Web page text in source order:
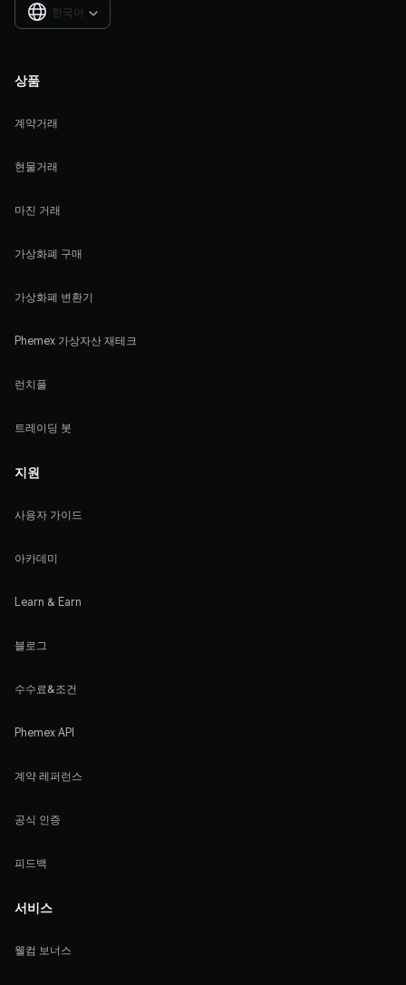
한국어 
상품
계약거래
현물거래
마진 거래
가상화폐 구매
가상화폐 변환기
Phemex 가상자산 재테크
런치풀
트레이딩 봇
지원
사용자 가이드
아카데미
Learn & Earn
블로그
수수료&조건
Phemex API
계약 레퍼런스
공식 인증
피드백
서비스
웰컴 보너스